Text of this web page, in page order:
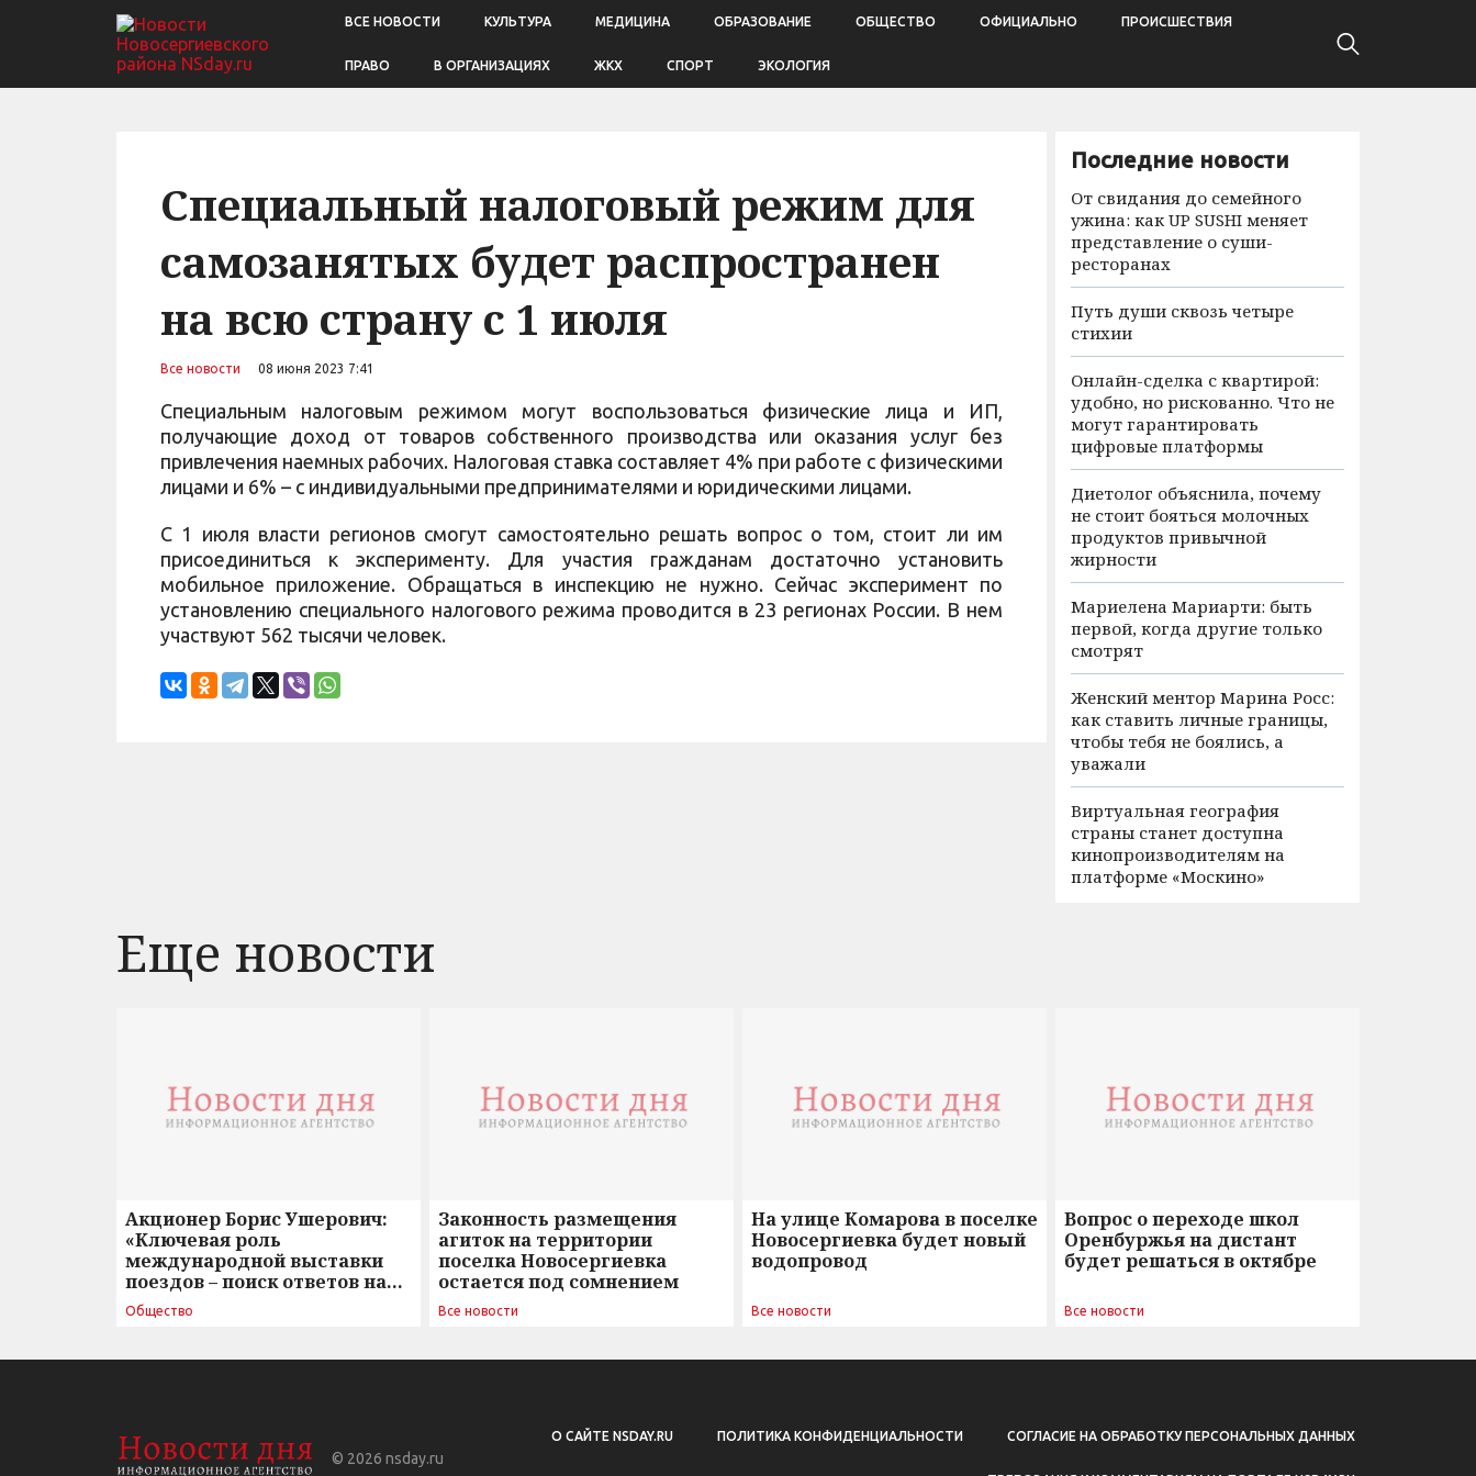
ВСЕ НОВОСТИ КУЛЬТУРА МЕДИЦИНА ОБРАЗОВАНИЕ ОБЩЕСТВО ОФИЦИАЛЬНО ПРОИСШЕСТВИЯ
ПРАВО В ОРГАНИЗАЦИЯХ ЖКХ СПОРТ ЭКОЛОГИЯ
Специальный налоговый режим для
самозанятых будет распространен
на всю страну с 1 июля
Все новости 08 июня 2023 7:41
Специальным налоговым режимом могут воспользоваться физические лица и ИП,
получающие доход от товаров собственного производства или оказания услуг без
привлечения наемных рабочих. Налоговая ставка составляет 4% при работе с физическими
лицами и 6% – с индивидуальными предпринимателями и юридическими лицами.
С 1 июля власти регионов смогут самостоятельно решать вопрос о том, стоит ли им
присоединиться к эксперименту. Для участия гражданам достаточно установить
мобильное приложение. Обращаться в инспекцию не нужно. Сейчас эксперимент по
установлению специального налогового режима проводится в 23 регионах России. В нем
участвуют 562 тысячи человек.
Последние новости
От свидания до семейного
ужина: как UP SUSHI меняет
представление о суши-
ресторанах
Путь души сквозь четыре
стихии
Онлайн-сделка с квартирой:
удобно, но рискованно. Что не
могут гарантировать
цифровые платформы
Диетолог объяснила, почему
не стоит бояться молочных
продуктов привычной
жирности
Мариелена Мариарти: быть
первой, когда другие только
смотрят
Женский ментор Марина Росс:
как ставить личные границы,
чтобы тебя не боялись, а
уважали
Виртуальная география
страны станет доступна
кинопроизводителям на
платформе «Москино»
Еще новости
Акционер Борис Ушерович:
«Ключевая роль
международной выставки
поездов – поиск ответов на
вызовы времени»
Общество
Законность размещения
агиток на территории
поселка Новосергиевка
остается под сомнением
Все новости
На улице Комарова в поселке
Новосергиевка будет новый
водопровод
Все новости
Вопрос о переходе школ
Оренбуржья на дистант
будет решаться в октябре
Все новости
© 2026 nsday.ru
О САЙТЕ NSDAY.RU ПОЛИТИКА КОНФИДЕНЦИАЛЬНОСТИ СОГЛАСИЕ НА ОБРАБОТКУ ПЕРСОНАЛЬНЫХ ДАННЫХ